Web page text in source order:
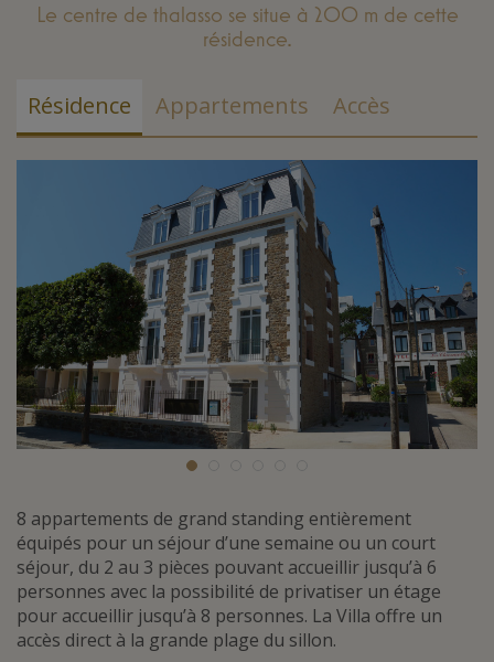
Le centre de thalasso se situe à 200 m de cette
résidence.
Résidence Appartements Accès
8 appartements de grand standing entièrement
équipés pour un séjour d’une semaine ou un court
séjour, du 2 au 3 pièces pouvant accueillir jusqu’à 6
personnes avec la possibilité de privatiser un étage
pour accueillir jusqu’à 8 personnes. La Villa offre un
accès direct à la grande plage du sillon.